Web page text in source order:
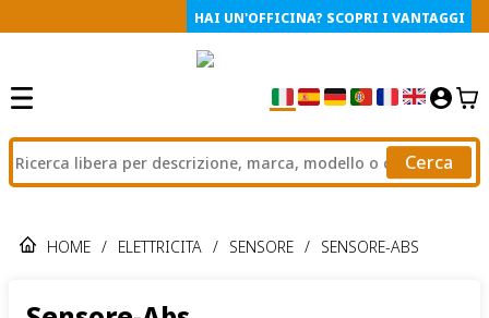
HAI UN'OFFICINA? SCOPRI I VANTAGGI
Cerca
HOME / ELETTRICITA / SENSORE / SENSORE-ABS